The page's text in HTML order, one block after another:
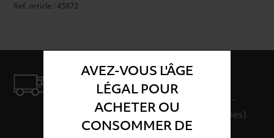
AVEZ-VOUS L'ÂGE
LÉGAL POUR
ACHETER OU
CONSOMMER DE
Ref. article : 43872
LIVRAISON
LIVRAISON EN 24H ET GRATUITE AU-
DELÀ DE 100€ D'ACHAT (hors consignes)